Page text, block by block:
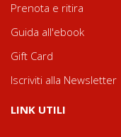
Prenota e ritira
Guida all'ebook
Gift Card
Iscriviti alla Newsletter
LINK UTILI